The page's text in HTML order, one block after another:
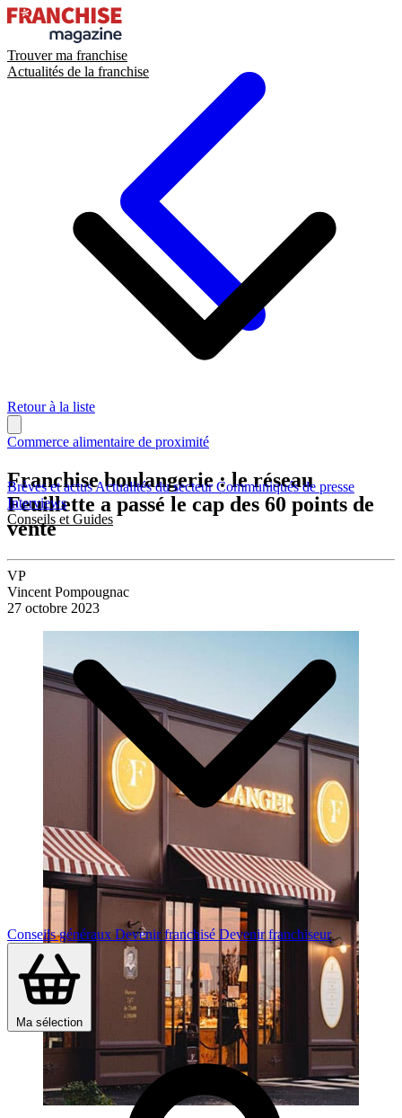
Trouver ma franchise
Actualités de la franchise
Brèves et actusActualités du secteurCommuniqués de presse
Interviews
Conseils et Guides
Conseils généraux Devenir franchisé Devenir franchiseur
Ma sélection
Retour à la liste
Commerce alimentaire de proximité
Franchise boulangerie : le réseau
Feuillette a passé le cap des 60 points de
vente
VP
Vincent Pompougnac
27 octobre 2023